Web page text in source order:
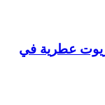
عطرية في